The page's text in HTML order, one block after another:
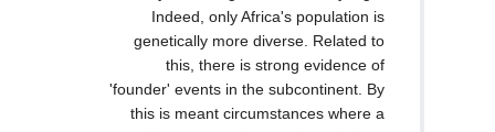
Indeed, only Africa's population is
genetically more diverse. Related to
this, there is strong evidence of
'founder' events in the subcontinent. By
this is meant circumstances where a